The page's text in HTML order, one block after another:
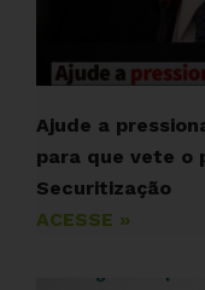
Ajude a
para que vete o
Securitização
ACESSE »